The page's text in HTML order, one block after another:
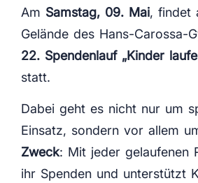
Am Samstag, 09. Mai, findet
Gelände des Hans-Carossa-
22. Spendenlauf „Kinder
statt.
Dabei geht es nicht nur um
Einsatz, sondern vor allem
Zweck: Mit jeder gelaufenen
ihr Spenden und unterstützt